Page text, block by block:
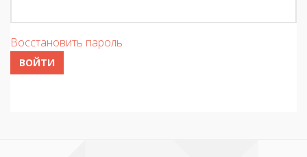
Восстановить пароль
ВОЙТИ